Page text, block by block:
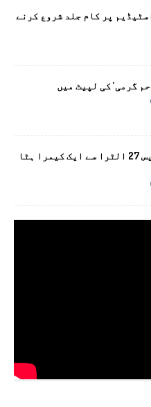
پر کام جلد شروع کرنے
گرمی’ کی لپیٹ میں
سام سنگ گلیکسی ایس 27 الٹرا سے ایک کیمرا ہٹا